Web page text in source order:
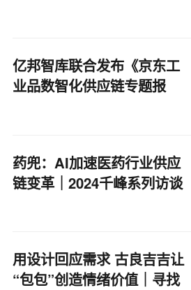
亿邦智库联合发布《京东工
业品数智化供应链专题报
药兜：AI加速医药行业供应
链变革｜2024千峰系列访谈
用设计回应需求 古良吉吉让
“包包”创造情绪价值｜寻找